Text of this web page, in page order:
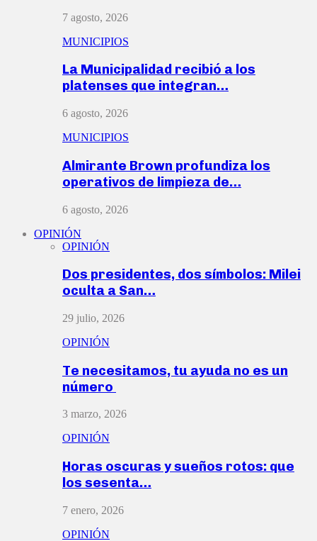
7 agosto, 2026
MUNICIPIOS
La Municipalidad recibió a los
platenses que integran…
6 agosto, 2026
MUNICIPIOS
Almirante Brown profundiza los
operativos de limpieza de…
6 agosto, 2026
OPINIÓN
OPINIÓN
Dos presidentes, dos símbolos: Milei
oculta a San…
29 julio, 2026
OPINIÓN
Te necesitamos, tu ayuda no es un
número
3 marzo, 2026
OPINIÓN
Horas oscuras y sueños rotos: que
los sesenta…
7 enero, 2026
OPINIÓN